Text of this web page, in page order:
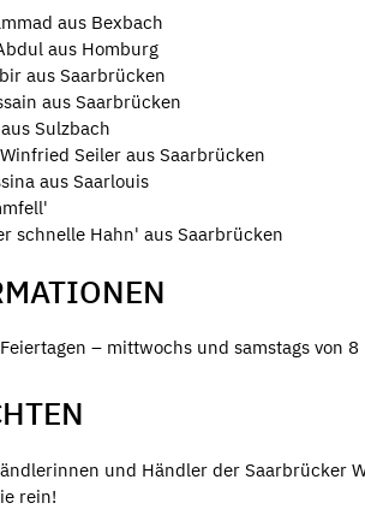
aus Bexbach
aus Homburg
aus Saarbrücken
aus Saarbrücken
Sulzbach
Seiler aus Saarbrücken
aus Saarlouis
schnelle Hahn' aus Saarbrücken
– mittwochs und samstags von
und Händler der Saarbrücker
rein!